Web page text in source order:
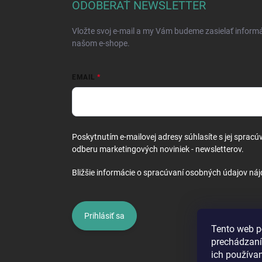
Tento web
ich
ODOBERAŤ NEWSLETTER
Vložte svoj e-mail a my Vám budeme zasielať
našom e-shope.
EMAIL
Poskytnutím e-mailovej adresy súhlasíte s jej
odberu marketingových noviniek - newsletterov.
Bližšie informácie o spracúvaní osobných údajov
Prihlásiť sa